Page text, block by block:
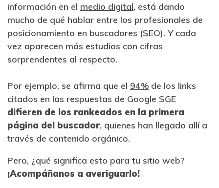
información en el medio digital, está dando
mucho de qué hablar entre los profesionales de
posicionamiento en buscadores (SEO). Y cada
vez aparecen más estudios con cifras
sorprendentes al respecto.
Por ejemplo, se afirma que el 94% de los links
citados en las respuestas de Google SGE
difieren de los rankeados en la primera
página del buscador, quienes han llegado allí a
través de contenido orgánico.
Pero, ¿qué significa esto para tu sitio web?
¡Acompáñanos a averiguarlo!